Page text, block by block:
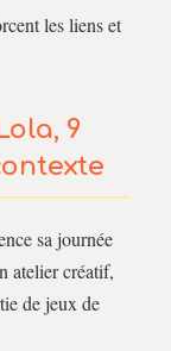
les liens et
9
sa journée
atelier créatif,
de jeux de